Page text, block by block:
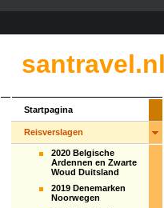
santravel.nl
Startpagina
Reisverslagen
2020 Belgische
Ardennen en Zwarte
Woud Duitsland
2019 Denemarken
Noorwegen